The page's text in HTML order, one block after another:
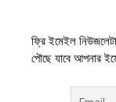
ফ্রি ইমেইল
পৌছে যাবে আপনার